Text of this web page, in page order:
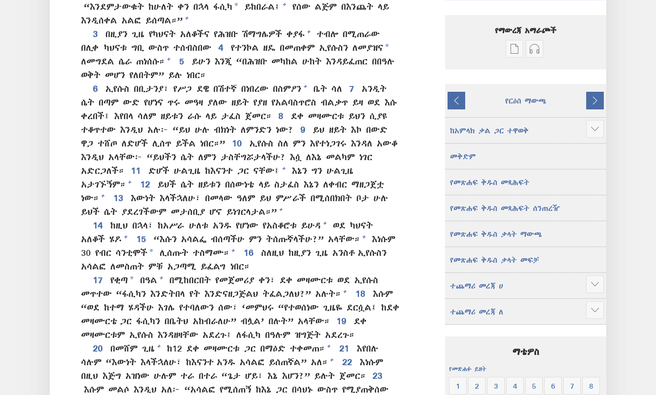
“እንደምታውቁት ከሁለት ቀን በኋላ ፋሲካ * ይከበራል፤ +
የሰው ልጅም በእንጨት ላይ
እንዲሰቀል አልፎ ይሰጣል።” +
3 በዚያን ጊዜ የካህናት አለቆችና የሕዝቡ ሽማግሌዎች ቀያፋ +
ተብሎ በሚጠራው
በሊቀ ካህናቱ ግቢ ውስጥ ተሰብስበው
4 የተንኮል ዘዴ በመጠቀም ኢየሱስን ለመያዝና *
ለመግደል ሴራ ጠነሰሱ። + 5
ይሁን እንጂ “በሕዝቡ መካከል ሁከት እንዳይፈጠር በበዓሉ
ወቅት መሆን የለበትም” ይሉ ነበር።
6
ኢየሱስ በቢታንያ፣ የሥጋ ደዌ በሽተኛ በነበረው በስምዖን + ቤት ሳለ 7
አንዲት
ሴት በጣም ውድ የሆነና ጥሩ መዓዛ ያለው ዘይት የያዘ የአልባስጥሮስ ብልቃጥ ይዛ ወደ እሱ
ቀረበች፤ እየበላ ሳለም ዘይቱን ራሱ ላይ ታፈስ ጀመር።
8
ደቀ መዛሙርቱ ይህን ሲያዩ
ተቆጥተው እንዲህ አሉ፦ “ይህ ሁሉ ብክነት ለምንድን ነው?
9
ይህ ዘይት እኮ በውድ
ዋጋ ተሸጦ ለድሆች ሊሰጥ ይችል ነበር።”
10
ኢየሱስ ስለ ምን እየተነጋገሩ እንዳለ አውቆ
እንዲህ አላቸው፦ “ይህችን ሴት ለምን ታስቸግሯታላችሁ? እሷ ለእኔ መልካም ነገር
አድርጋለች።
11 ድሆች ሁልጊዜ ከእናንተ ጋር ናቸው፤ +
እኔን ግን ሁልጊዜ
አታገኙኝም። + 12
ይህች ሴት ዘይቱን በሰውነቴ ላይ ስታፈስ እኔን ለቀብር ማዘጋጀቷ
ነው። + 13
እውነት እላችኋለሁ፣ በመላው ዓለም ይህ ምሥራች በሚሰበክበት ቦታ ሁሉ
ይህች ሴት ያደረገችውም መታሰቢያ ሆኖ ይነገርላታል።” +
14 ከዚህ በኋላ፣ ከአሥራ ሁለቱ አንዱ የሆነው የአስቆሮቱ ይሁዳ +
ወደ ካህናት
አለቆች ሄዶ + 15 “እሱን አሳልፌ ብሰጣችሁ ምን ትሰጡኛላችሁ?” አላቸው። +
እነሱም
30 የብር ሳንቲሞች * ሊሰጡት ተስማሙ። + 16
ስለዚህ ከዚያን ጊዜ አንስቶ ኢየሱስን
አሳልፎ ለመስጠት ምቹ አጋጣሚ ይፈልግ ነበር።
17
የቂጣ * በዓል +
በሚከበርበት የመጀመሪያ ቀን፣ ደቀ መዛሙርቱ ወደ ኢየሱስ
መጥተው “ፋሲካን እንድትበላ የት እንድናዘጋጅልህ ትፈልጋለህ?” አሉት። + 18
እሱም
“ወደ ከተማ ሄዳችሁ እገሌ የተባለውን ሰው፣ ‘መምህሩ “የተወሰነው ጊዜዬ ደርሷል፤ ከደቀ
መዛሙርቴ ጋር ፋሲካን በቤትህ አከብራለሁ” ብሏል’ በሉት” አላቸው።
19
ደቀ
መዛሙርቱም ኢየሱስ እንዳዘዛቸው አደረጉ፤ ለፋሲካ በዓሉም ዝግጅት አደረጉ።
20
በመሸም ጊዜ + ከ12 ደቀ መዛሙርቱ ጋር በማዕድ ተቀመጠ። + 21
እየበሉ
ሳሉም “እውነት እላችኋለሁ፣ ከእናንተ አንዱ አሳልፎ ይሰጠኛል” አለ። + 22
እነሱም
በዚህ እጅግ አዝነው ሁሉም ተራ በተራ “ጌታ ሆይ፣ እኔ እሆን?” ይሉት ጀመር።
23
እሱም መልሶ እንዲህ አለ፦ “አሳልፎ የሚሰጠኝ ከእኔ ጋር በሳህኑ ውስጥ የሚያጠቅሰው
የማውረጃ አማራጮች
የሕትመት
አማራጮች
ኦዲዮዎችን
አዲስ
ተመለስ
የርዕስ ማውጫ
ቀጥል
ከአምላክ ቃል ጋር ተዋወቅ
አሳይ
መቅድም
የመጽሐፍ ቅዱስ መጻሕፍት
የመጽሐፍ ቅዱስ መጻሕፍት ሰንጠረዥ
የመጽሐፍ ቅዱስ ቃላት ማውጫ
የመጽሐፍ ቅዱስ ቃላት መፍቻ
ተጨማሪ መረጃ ሀ
አሳይ
ተጨማሪ መረጃ ለ
አሳይ
ማቴዎስ
የመጽሐፉ ይዘት
1 2 3 4 5 6 7 8